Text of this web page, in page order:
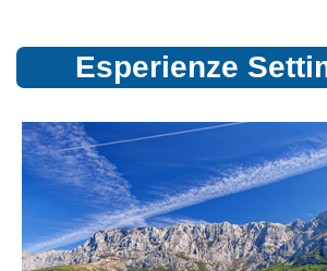
Esperienze